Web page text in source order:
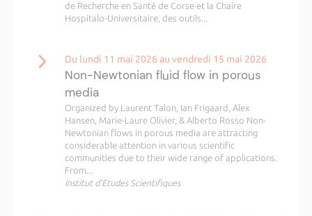
de Recherche en Santé de Corse et la Chaire
Hospitalo-Universitaire, des outils...
Du lundi 11 mai 2026 au vendredi 15 mai 2026
Non-Newtonian fluid flow in porous
media
Organized by Laurent Talon, Ian Frigaard, Alex
Hansen, Marie-Laure Olivier, & Alberto Rosso Non-
Newtonian flows in porous media are attracting
considerable attention in various scientific
communities due to their wide range of applications.
From...
Institut d'Etudes Scientifiques